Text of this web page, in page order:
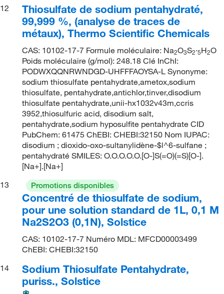
12
Thiosulfate de sodium pentahydraté,
99,999 %, (analyse de traces de
métaux), Thermo Scientific Chemicals
CAS: 10102-17-7 Formule moléculaire: Na2O3S2·5H2O
Poids moléculaire (g/mol): 248.18 Clé InChI:
PODWXQQNRWNDGD-UHFFFAOYSA-L Synonyme:
sodium thiosulfate pentahydrate,ametox,sodium
thiosulfate, pentahydrate,antichlor,tinver,disodium
thiosulfate pentahydrate,unii-hx1032v43m,ccris
3952,thiosulfuric acid, disodium salt,
pentahydrate,sodium hyposulfite pentahydrate CID
PubChem: 61475 ChEBI: CHEBI:32150 Nom IUPAC:
disodium ; dioxido-oxo-sultanylidène-$l^6-sulfane ;
pentahydraté SMILES: O.O.O.O.O.[O-]S(=O)(=S)[O-].
[Na+].[Na+]
13
Promotions disponibles
Concentré de thiosulfate de sodium,
pour une solution standard de 1L, 0,1 M
Na2S2O3 (0,1N), Solstice
CAS: 10102-17-7 Numéro MDL: MFCD00003499
ChEBI: CHEBI:32150
14
Sodium Thiosulfate Pentahydrate,
puriss., Solstice